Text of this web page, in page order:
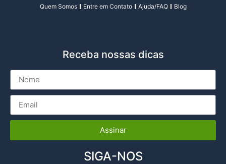
Quem Somos Entre em Contato Ajuda/FAQ Blog
Receba nossas dicas
Assinar
SIGA-NOS